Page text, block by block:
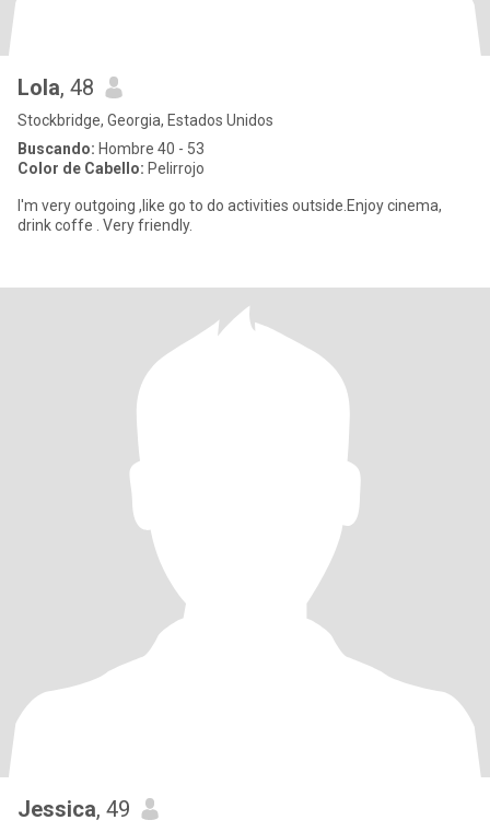
Lola, 48
Stockbridge, Georgia, Estados Unidos
Buscando: Hombre 40 - 53
Color de Cabello: Pelirrojo
I'm very outgoing ,like go to do activities outside.Enjoy cinema,
drink coffe . Very friendly.
Jessica, 49